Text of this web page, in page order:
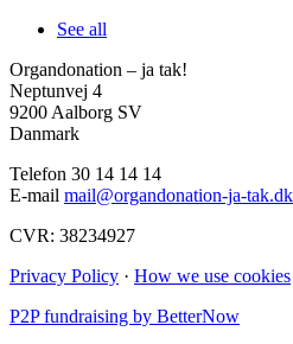
See all
Organdonation – ja tak!
Neptunvej 4
9200 Aalborg SV
Danmark
Telefon 30 14 14 14
E-mail mail@organdonation-ja-tak.dk
CVR: 38234927
Privacy Policy · How we use cookies
P2P fundraising by BetterNow